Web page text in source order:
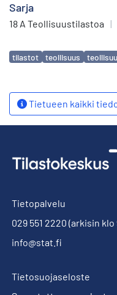
Sarja
18 A Teollisuustilastoa |
Avainsanat
tilastot teollisuus
Tietueen kaikki
Tietopalvelu
029 551 2220 (arkisin klo
info@stat.fi
Tietosuojaseloste